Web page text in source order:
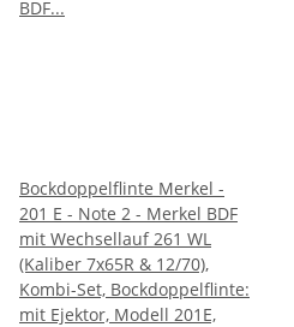
Bockdoppelflinte Merkel -
201 E - Note 2 - Merkel BDF
mit Wechsellauf 261 WL
(Kaliber 7x65R & 12/70),
Kombi-Set, Bockdoppelflinte:
mit Ejektor, Modell 201E,